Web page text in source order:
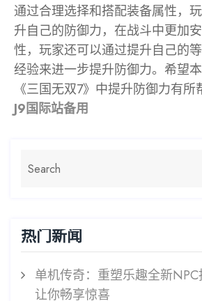
通过合理选择和搭配装备属性，
升自己的防御力，在战斗中更加
性，玩家还可以通过提升自己的
经验来进一步提升防御力。希望
《三国无双7》中提升防御力有所
J9国际站备用
热门新闻
单机传奇：重塑乐趣全新NPC
让你畅享惊喜